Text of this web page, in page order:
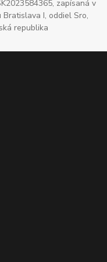
zapísaná v
I, oddiel Sro,
republika